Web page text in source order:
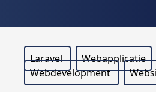
Laravel
Webapplicatie
Webdevelopment